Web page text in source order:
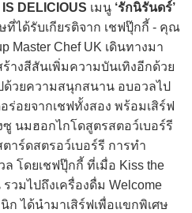
IS DELICIOUS เมนู ‘รักนิรันดร์’
ที่ได้รับเกียรติจาก เชฟปุ๊กกี้ - คุณ
Master Chef UK เดินทางมา
างสีสันเพิ่มความบันเทิงอีกด้วย
ด้วยความสนุกสนาน อบอวลไป
อยจากเชฟทั้งสอง พร้อมเสิร์ฟ
นมฮอกไกโดสูตรสตอว์เบอร์รี
าร์ดสตรอว์เบอร์รี การทำ
โดยเชฟปุ๊กกี้ ที่เมื่อ Kiss the
วมไปถึงเครื่องดื่ม Welcome
ก ได้นำมาเสิร์ฟเพื่อแขกพิเศษ